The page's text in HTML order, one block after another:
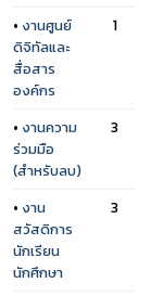
• งานศูนย์
ดิจิทัลและ
สื่อสาร
องค์กร
1
• งานความ
ร่วมมือ
(สำหรับลบ)
3
• งาน
สวัสดิการ
นักเรียน
นักศึกษา
3